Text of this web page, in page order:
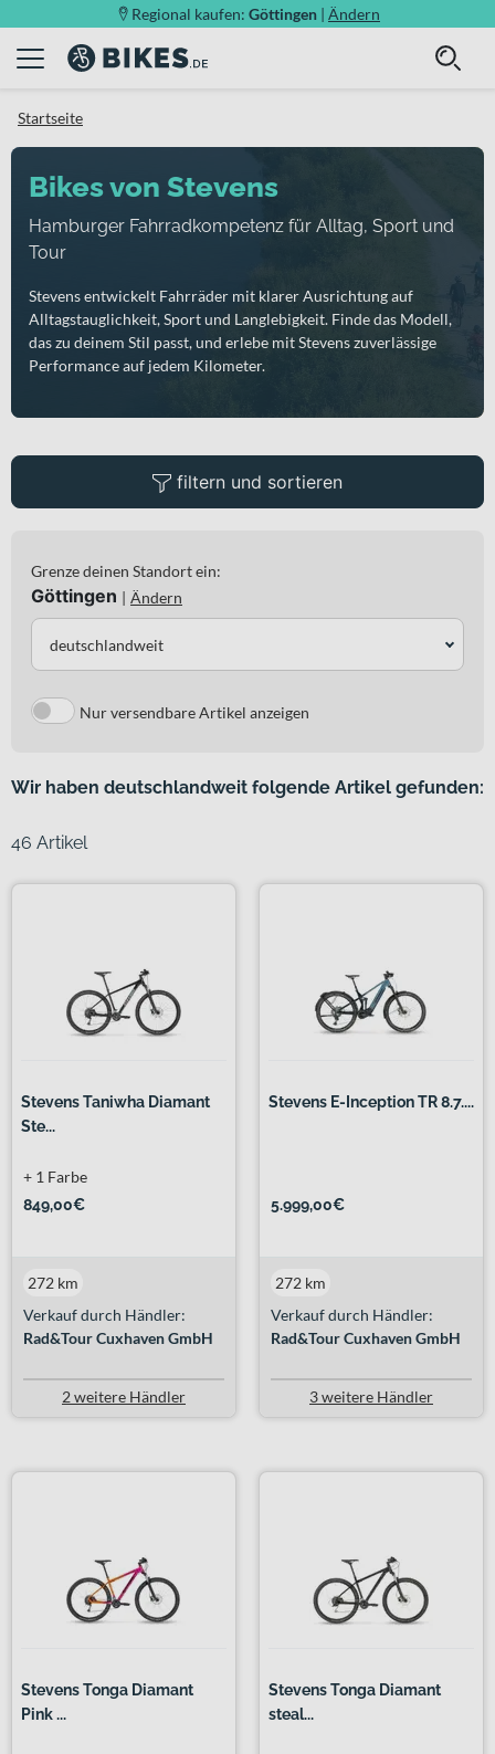
Regional kaufen: Göttingen | Ändern
Startseite
Bikes von Stevens
Hamburger Fahrradkompetenz für Alltag, Sport und
Tour
Stevens entwickelt Fahrräder mit klarer Ausrichtung auf
Alltagstauglichkeit, Sport und Langlebigkeit. Finde das Modell,
das zu deinem Stil passt, und erlebe mit Stevens zuverlässige
Performance auf jedem Kilometer.
filtern und sortieren
Grenze deinen Standort ein:
Göttingen | Ändern
deutschlandweit
Nur versendbare Artikel anzeigen
Wir haben deutschlandweit folgende Artikel gefunden:
46 Artikel
Stevens Taniwha Diamant
Ste...
849,00€
+ 1 Farbe
Verkauf durch Händler:
Rad&Tour Cuxhaven GmbH
272 km
2 weitere Händler
Stevens E-Inception TR 8.7....
5.999,00€
Verkauf durch Händler:
Rad&Tour Cuxhaven GmbH
272 km
3 weitere Händler
Stevens Tonga Diamant
Pink ...
Stevens Tonga Diamant
steal...